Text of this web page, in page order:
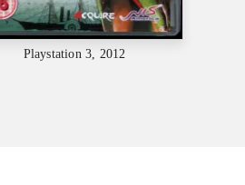
Playstation 3, 2012